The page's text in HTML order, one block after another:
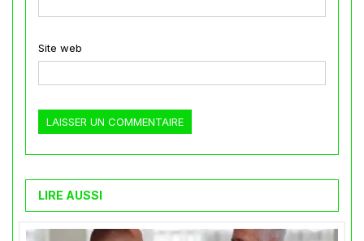
Site web
LIRE AUSSI